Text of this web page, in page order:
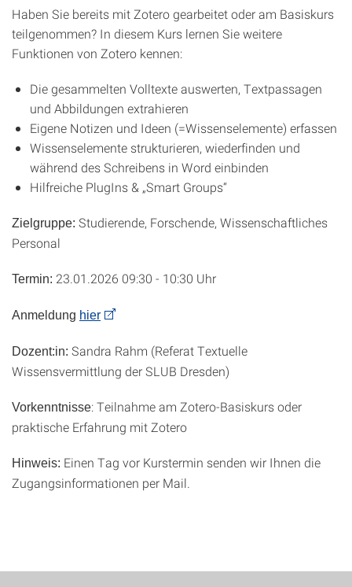
Haben Sie bereits mit Zotero gearbeitet oder am Basiskurs
teilgenommen? In diesem Kurs lernen Sie weitere
Funktionen von Zotero kennen:
Die gesammelten Volltexte auswerten, Textpassagen
und Abbildungen extrahieren
Eigene Notizen und Ideen (=Wissenselemente) erfassen
Wissenselemente strukturieren, wiederfinden und
während des Schreibens in Word einbinden
Hilfreiche PlugIns & „Smart Groups“
Zielgruppe: Studierende, Forschende, Wissenschaftliches
Personal
Termin: 23.01.2026 09:30 - 10:30 Uhr
Anmeldung hier
Dozent:in: Sandra Rahm (Referat Textuelle
Wissensvermittlung der SLUB Dresden)
Vorkenntnisse: Teilnahme am Zotero-Basiskurs oder
praktische Erfahrung mit Zotero
Hinweis: Einen Tag vor Kurstermin senden wir Ihnen die
Zugangsinformationen per Mail.